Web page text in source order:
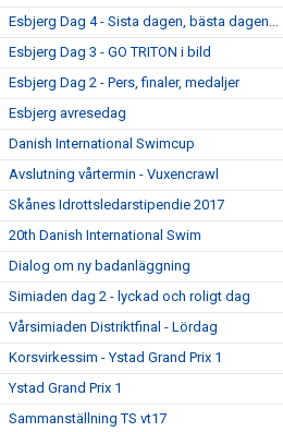
Esbjerg Dag 4 - Sista dagen, bästa dagen...
Esbjerg Dag 3 - GO TRITON i bild
Esbjerg Dag 2 - Pers, finaler, medaljer
Esbjerg avresedag
Danish International Swimcup
Avslutning vårtermin - Vuxencrawl
Skånes Idrottsledarstipendie 2017
20th Danish International Swim
Dialog om ny badanläggning
Simiaden dag 2 - lyckad och roligt dag
Vårsimiaden Distriktfinal - Lördag
Korsvirkessim - Ystad Grand Prix 1
Ystad Grand Prix 1
Sammanställning TS vt17